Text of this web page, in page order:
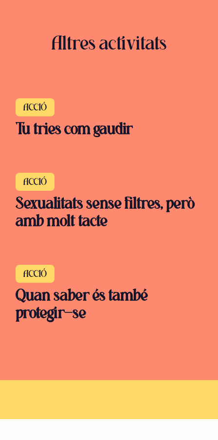
Altres activitats
ACCIÓ
Tu tries com gaudir
ACCIÓ
Sexualitats sense filtres, però
amb molt tacte
ACCIÓ
Quan saber és també
protegir-se